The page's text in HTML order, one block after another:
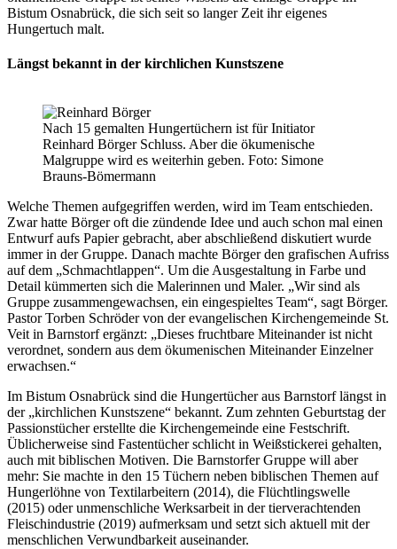
Bistum Osnabrück, die sich seit so langer Zeit ihr eigenes
Hungertuch malt.
Längst bekannt in der kirchlichen Kunstszene
Nach 15 gemalten Hungertüchern ist für Initiator
Reinhard Börger Schluss. Aber die ökumenische
Malgruppe wird es weiterhin geben. Foto: Simone
Brauns-Bömermann
Welche Themen aufgegriffen werden, wird im Team entschieden.
Zwar hatte Börger oft die zündende Idee und auch schon mal einen
Entwurf aufs Papier gebracht, aber abschließend diskutiert wurde
immer in der Gruppe. Danach machte Börger den grafischen Aufriss
auf dem „Schmachtlappen“. Um die Ausgestaltung in Farbe und
Detail kümmerten sich die Malerinnen und Maler. „Wir sind als
Gruppe zusammengewachsen, ein eingespieltes Team“, sagt Börger.
Pastor Torben Schröder von der evangelischen Kirchengemeinde St.
Veit in Barnstorf ergänzt: „Dieses fruchtbare Miteinander ist nicht
verordnet, sondern aus dem ökumenischen Miteinander Einzelner
erwachsen.“
Im Bistum Osnabrück sind die Hungertücher aus Barnstorf längst in
der „kirchlichen Kunstszene“ bekannt. Zum zehnten Geburtstag der
Passionstücher erstellte die Kirchengemeinde eine Festschrift.
Üblicherweise sind Fastentücher schlicht in Weißstickerei gehalten,
auch mit biblischen Motiven. Die Barnstorfer Gruppe will aber
mehr: Sie machte in den 15 Tüchern neben biblischen Themen auf
Hungerlöhne von Textilarbeitern (2014), die Flüchtlingswelle
(2015) oder unmenschliche Werksarbeit in der tierverachtenden
Fleischindustrie (2019) aufmerksam und setzt sich aktuell mit der
menschlichen Verwundbarkeit auseinander.